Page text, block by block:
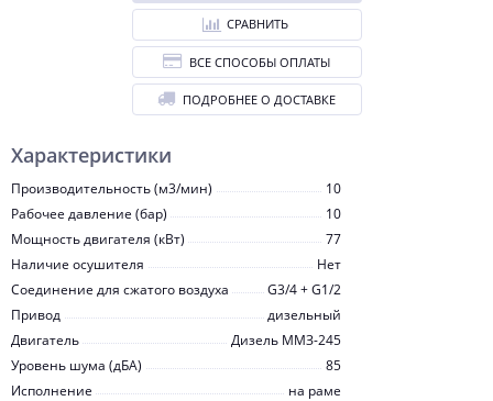
Характеристики
Производительность (м3/мин)
10
Рабочее давление (бар)
10
Мощность двигателя (кВт)
77
Наличие осушителя
Нет
Соединение для сжатого воздуха
G3/4 + G1/2
Привод
дизельный
Двигатель
Дизель ММЗ-245
Уровень шума (дБА)
85
Исполнение
на раме
СРАВНИТЬ
ВСЕ СПОСОБЫ ОПЛАТЫ
ПОДРОБНЕЕ О ДОСТАВКЕ